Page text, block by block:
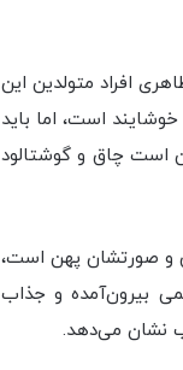
افراد متولدین این
است، اما باید
است چاق و گوشتالود
و صورتشان پهن است،
بیرون‌آمده و جذاب
نشان می‌دهد.